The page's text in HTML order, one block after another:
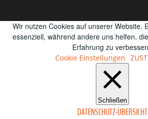
Wir nutzen Cookies auf unserer Website.
essenziell, während andere uns helfen,
Erfahrung zu
Cookie Einstellungen
Schließen
DATENSCHUTZ-ÜBERSICHT